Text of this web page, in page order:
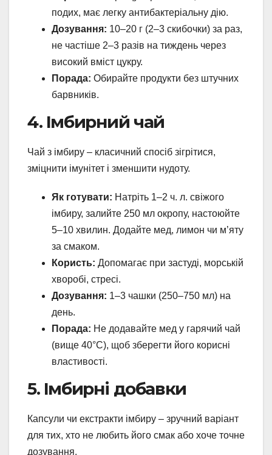
подих, має легку антибактеріальну дію.
Дозування: 10–20 г (2–3 скибочки) за раз,
не частіше 2–3 разів на тиждень через
високий вміст цукру.
Порада: Обирайте продукти без штучних
барвників.
4. Імбирний чай
Чай з імбиру – класичний спосіб зігрітися,
зміцнити імунітет і зменшити нудоту.
Як готувати: Натріть 1–2 ч. л. свіжого
імбиру, залийте 250 мл окропу, настоюйте
5–10 хвилин. Додайте мед, лимон чи м’яту
за смаком.
Користь: Допомагає при застуді, морській
хворобі, стресі.
Дозування: 1–3 чашки (250–750 мл) на
день.
Порада: Не додавайте мед у гарячий чай
(вище 40°C), щоб зберегти його корисні
властивості.
5. Імбирні добавки
Капсули чи екстракти імбиру – зручний варіант
для тих, хто не любить його смак або хоче точне
дозування.